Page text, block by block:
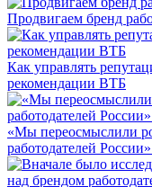
Продвигаем бренд
Как управлять
рекомендации ВТБ
«Мы переосмыслили
работодателей